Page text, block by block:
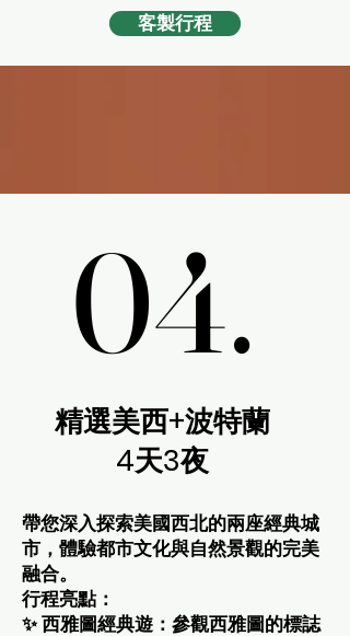
客製行程
04.
04.
精選美西+波特蘭
4天3夜
帶您深入探索美國西北的兩座經典城
市，體驗都市文化與自然景觀的完美
融合。
行程亮點：
✨ 西雅圖經典遊：參觀西雅圖的標誌